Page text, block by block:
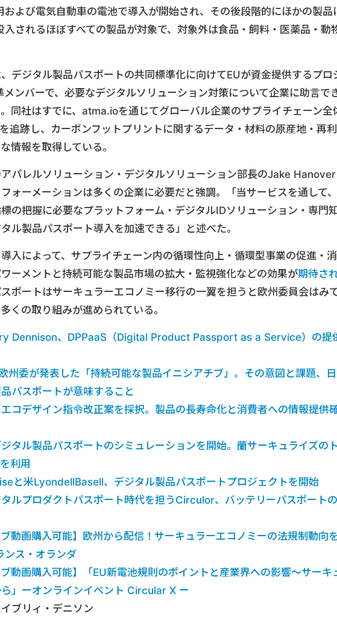
よび電気自動車の電池で導入が開始され、その後段階的にほかの製品
されるほぼすべての製品が対象で、対象外は食品・飼料・医薬品・動
デジタル製品パスポートの共同標準化に向けてEUが資金提供するプロ
メンバーで、必要なデジタルソリューション対策について企業に助言で
同社はすでに、atma.ioを通じてグローバル企業のサプライチェーン全
追跡し、カーボンフットプリントに関するデータ・材料の原産地・再利
情報を取得している。
パレルソリューション・デジタルソリューション部長のJake Hanover
ォーメーションは多くの企業に必要だと強調。「当サービスを通して、
の把握に必要なプラットフォーム・デジタルIDソリューション・専門
ル製品パスポート導入を加速できる」と述べた。
入によって、サプライチェーン内の循環性向上・循環型事業の促進・消
ーメントと持続可能な製品市場の拡大・監視強化などの効果が期待さ
ポートはサーキュラーエコノミー移行の一翼を担うと欧州委員会はみ
くの取り組みが進められている。
Dennison、DPPaaS（Digital Product Passport as a Service）の提
州委が発表した「持続可能な製品イニシアチブ」。その意図と課題、日
パスポートが意味すること
コデザイン指令改正案を採択。製品の長寿命化と消費者への情報提供
タル製品パスポートのシミュレーションを開始。蘭サーキュライズのト
利用
と米LyondellBasell、デジタル製品パスポートプロジェクトを開始
ルプロダクトパスポート時代を担うCirculor、バッテリーパスポートの
ブ動画購入可能】欧州から配信！サーキュラーエコノミーの法規制動向を
ンス・オランダ
ブ動画購入可能】「EU新電池規則のポイントと産業界への影響～サーキ
」ーオンラインイベント Circular X ー
ブリィ・デニソン